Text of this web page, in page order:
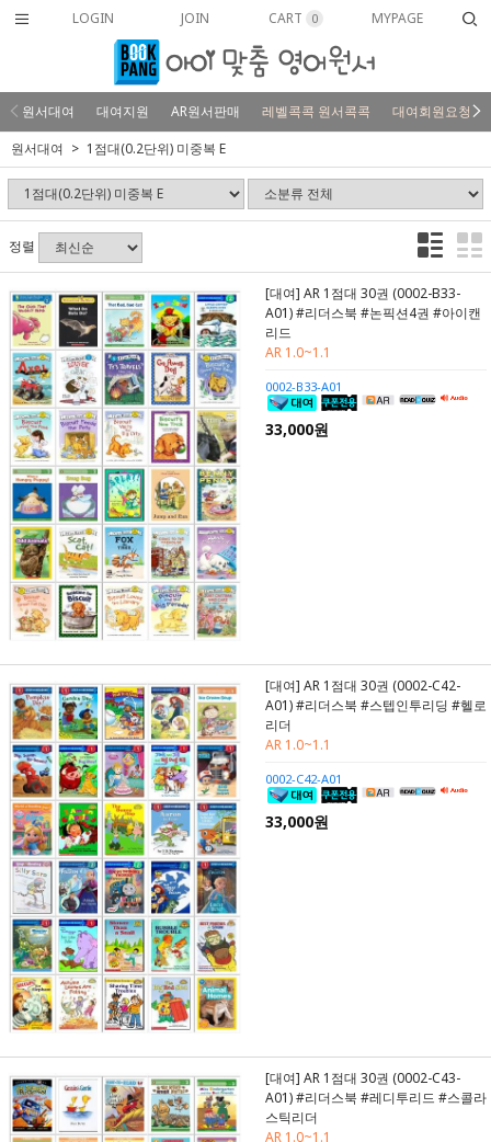
LOGIN JOIN CART 0 MYPAGE
원서대여 대여지원 AR원서판매 레벨콕콕 원서콕콕
대여회원요청
원서대여
1점대(0.2단위) 미중복 E
정렬
[대여] AR 1점대 30권 (0002-B33-
A01) #리더스북 #논픽션4권 #아이캔
리드
AR 1.0~1.1
0002-B33-A01
33,000원
[대여] AR 1점대 30권 (0002-C42-
A01) #리더스북 #스텝인투리딩 #헬로
리더
AR 1.0~1.1
0002-C42-A01
33,000원
[대여] AR 1점대 30권 (0002-C43-
A01) #리더스북 #레디투리드 #스콜라
스틱리더
AR 1.0~1.1